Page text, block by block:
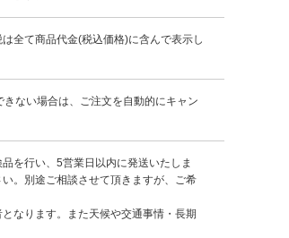
全て商品代金(税込価格)に含んで表示し
ない場合は、ご注文を自動的にキャン
を行い、5営業日以内に発送いたしま
。別途ご相談させて頂きますが、ご希
なります。また天候や交通事情・長期